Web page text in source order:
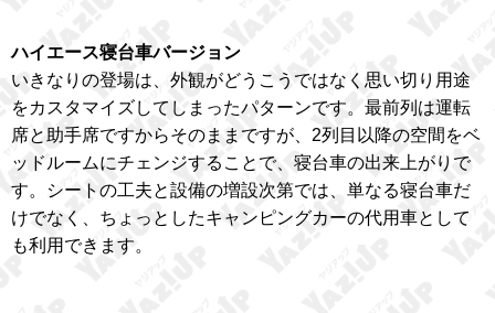
ハイエース寝台車バージョン
いきなりの登場は、外観がどうこうではなく思い切り用途
をカスタマイズしてしまったパターンです。最前列は運転
席と助手席ですからそのままですが、2列目以降の空間をベ
ッドルームにチェンジすることで、寝台車の出来上がりで
す。シートの工夫と設備の増設次第では、単なる寝台車だ
けでなく、ちょっとしたキャンピングカーの代用車として
も利用できます。